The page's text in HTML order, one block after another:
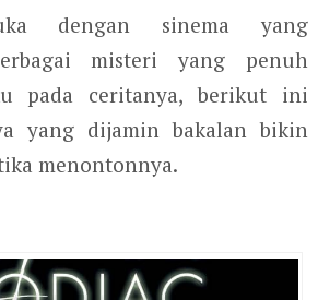
dengan sinema yang
misteri yang penuh
pada ceritanya, berikut ini
yang dijamin bakalan bikin
menontonnya.